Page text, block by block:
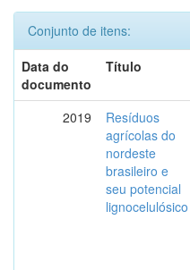
Conjunto de itens:
Data do
documento
Título
2019
Resíduos
agrícolas do
nordeste
brasileiro e
seu potencial
lignocelulósico